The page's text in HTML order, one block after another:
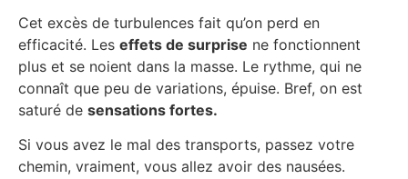
Cet excès de turbulences fait qu’on perd en
efficacité. Les effets de surprise ne fonctionnent
plus et se noient dans la masse. Le rythme, qui ne
connaît que peu de variations, épuise. Bref, on est
saturé de sensations fortes.
Si vous avez le mal des transports, passez votre
chemin, vraiment, vous allez avoir des nausées.